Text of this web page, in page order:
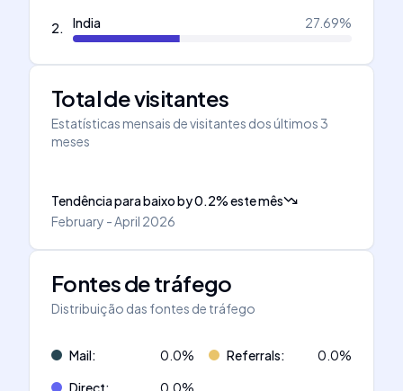
2. India 27.69%
Total de visitantes
Estatísticas mensais de visitantes dos últimos 3
meses
Tendência para baixoby0.2%este mês
February - April 2026
Fontes de tráfego
Distribuição das fontes de tráfego
Mail: 0.0% Referrals: 0.0%
Direct: 0.0%